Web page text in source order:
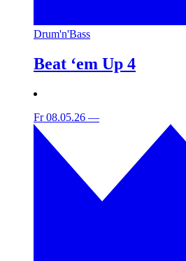
Drum'n'Bass
Beat ‘em Up 4
Fr 08.05.26 —